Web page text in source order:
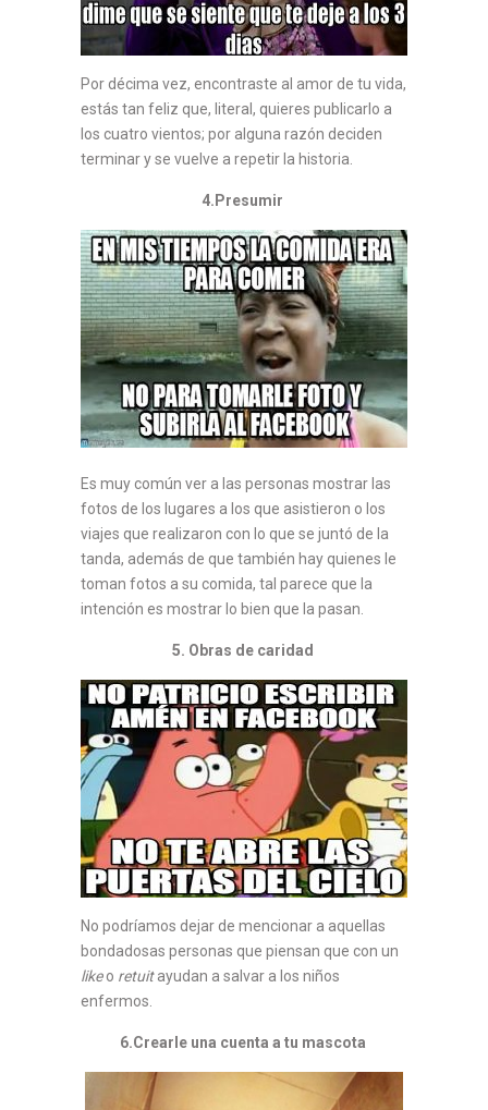
Por décima vez, encontraste al amor de tu vida,
estás tan feliz que, literal, quieres publicarlo a
los cuatro vientos; por alguna razón deciden
terminar y se vuelve a repetir la historia.
4.Presumir
Es muy común ver a las personas mostrar las
fotos de los lugares a los que asistieron o los
viajes que realizaron con lo que se juntó de la
tanda, además de que también hay quienes le
toman fotos a su comida, tal parece que la
intención es mostrar lo bien que la pasan.
5. Obras de caridad
No podríamos dejar de mencionar a aquellas
bondadosas personas que piensan que con un
likeo retuitayudan a salvar a los niños
enfermos.
6.Crearle una cuenta a tu mascota